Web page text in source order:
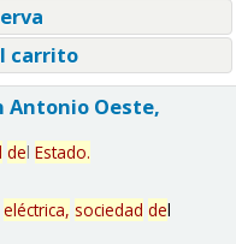
carrito
Antonio Oeste,
del Estado.
eléctrica, sociedad del